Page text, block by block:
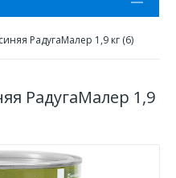
РадугаМалер 1,9 кг (6)
РадугаМалер 1,9